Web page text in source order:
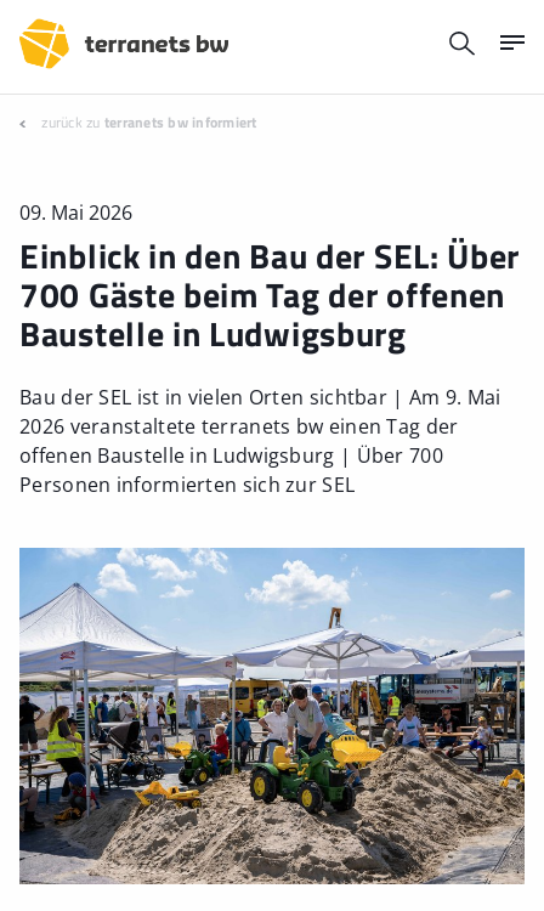
zurück zu terranets bw informiert
09. Mai 2026
Einblick in den Bau der SEL: Über
700 Gäste beim Tag der offenen
Baustelle in Ludwigsburg
Bau der SEL ist in vielen Orten sichtbar | Am 9. Mai
2026 veranstaltete terranets bw einen Tag der
offenen Baustelle in Ludwigsburg | Über 700
Personen informierten sich zur SEL